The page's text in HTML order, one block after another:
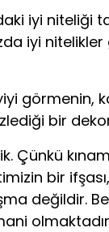
iyi
iyi
bir
Çünkü
bir
değildir.